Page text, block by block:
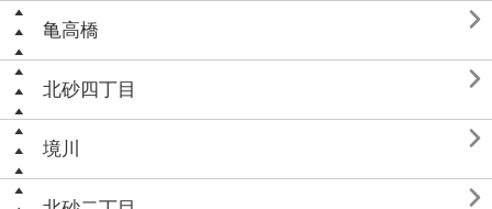
亀高橋 
北砂四丁目 
境川 
